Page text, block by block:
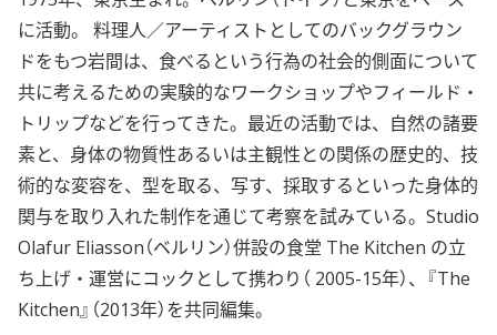
に活動。 料理人／アーティストとしてのバックグラウン
ドをもつ岩間は、食べるという行為の社会的側面について
共に考えるための実験的なワークショップやフィールド・
トリップなどを行ってきた。最近の活動では、自然の諸要
素と、身体の物質性あるいは主観性との関係の歴史的、技
術的な変容を、型を取る、写す、採取するといった身体的
関与を取り入れた制作を通じて考察を試みている。Studio
Olafur Eliasson（ベルリン）併設の食堂 The Kitchen の立
ち上げ・運営にコックとして携わり（ 2005-15年）、『The
Kitchen』（2013年）を共同編集。